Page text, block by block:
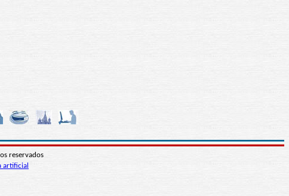
reservados
artificial